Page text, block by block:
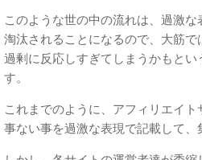
このような世の中の流れは、過激
淘汰されることになるので、大筋
過剰に反応しすぎてしまうかもと
す。
これまでのように、アフィリエイ
事ない事を過激な表現で記載して、